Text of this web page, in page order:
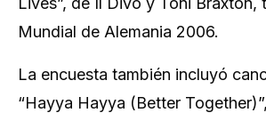
Mundial de Alemania 2006.
La encuesta también incluyó
“Hayya Hayya (Better